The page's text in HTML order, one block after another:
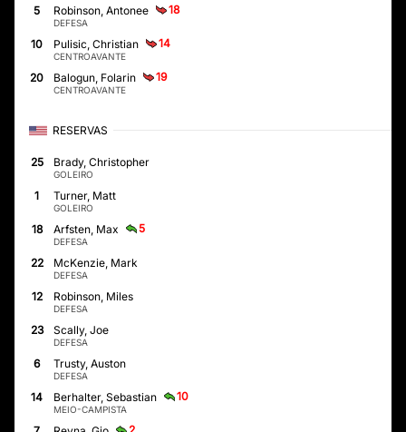
5 Robinson, Antonee 18
DEFESA
10 Pulisic, Christian 14
CENTROAVANTE
20 Balogun, Folarin 19
CENTROAVANTE
RESERVAS
25 Brady, Christopher
GOLEIRO
1 Turner, Matt
GOLEIRO
18 Arfsten, Max 5
DEFESA
22 McKenzie, Mark
DEFESA
12 Robinson, Miles
DEFESA
23 Scally, Joe
DEFESA
6 Trusty, Auston
DEFESA
14 Berhalter, Sebastian 10
MEIO-CAMPISTA